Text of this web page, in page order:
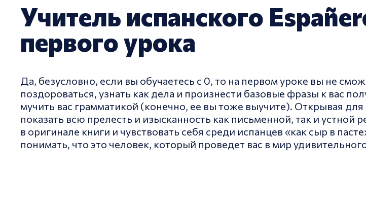
Учитель испанского
первого урока
Да, безусловно, если вы обучаетесь с 0, то на первом уроке вы не
поздороваться, узнать как дела и произнести базовые фразы к вас
мучить вас грамматикой (конечно, ее вы тоже выучите). Открывая
показать всю прелесть и изысканность как письменной, так и устной
в оригинале книги и чувствовать себя среди испанцев «как сыр в
понимать, что это человек, который проведет вас в мир